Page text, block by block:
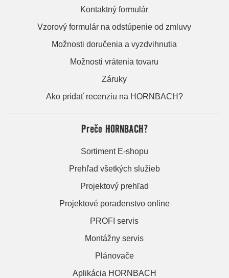
Kontaktný formulár
Vzorový formulár na odstúpenie od zmluvy
Možnosti doručenia a vyzdvihnutia
Možnosti vrátenia tovaru
Záruky
Ako pridať recenziu na HORNBACH?
Prečo HORNBACH?
Sortiment E-shopu
Prehľad všetkých služieb
Projektový prehľad
Projektové poradenstvo online
PROFI servis
Montážny servis
Plánovače
Aplikácia HORNBACH